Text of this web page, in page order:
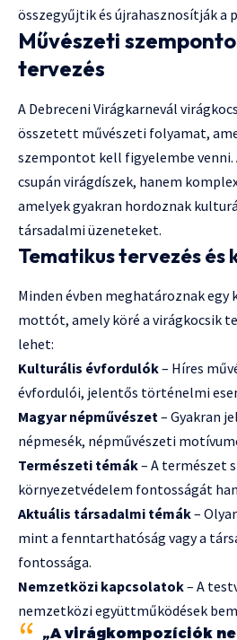
összegyűjtik és újrahasznosítják a
Művészeti
tervezés
A Debreceni Virágkarnevál
összetett művészeti folyamat,
szempontot kell figyelembe venni.
csupán virágdíszek, hanem
amelyek gyakran hordoznak
társadalmi üzeneteket.
Tematikus tervezés és
Minden évben meghatároznak
mottót, amely köré a virágkocsik
lehet:
Kulturális évfordulók– Híres
évfordulói, jelentős történelmi
Magyar népművészet– Gyakran
népmesék, népművészeti
Természeti témák– A természet
környezetvédelem fontosságát
Aktuális társadalmi témák–
mint a fenntarthatóság vagy a
fontossága.
Nemzetközi kapcsolatok– A
nemzetközi együttműködések
„A virágkompozíciók